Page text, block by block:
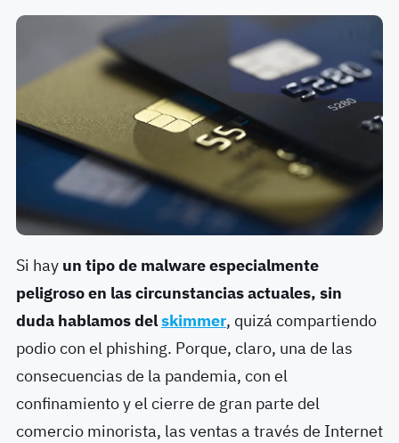
Si hay un tipo de malware especialmente
peligroso en las circunstancias actuales, sin
duda hablamos delskimmer, quizá compartiendo
podio con el phishing. Porque, claro, una de las
consecuencias de la pandemia, con el
confinamiento y el cierre de gran parte del
comercio minorista, las ventas a través de Internet